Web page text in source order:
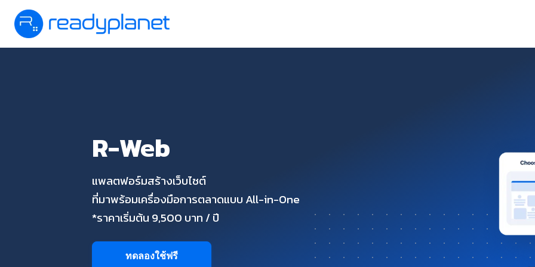
R-Web
แพลตฟอร์มสร้างเว็บไซต์
ที่มาพร้อมเครื่องมือการตลาดแบบ All-in-One
*ราคาเริ่มต้น 9,500 บาท / ปี
ทดลองใช้ฟรี